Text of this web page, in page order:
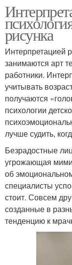
рисунка
Интерпретацией
занимаются арт
работники.
учитывать
получаются
психологии
лучше судить,
Безрадостные
угрожающая
об
специалисты
стоит. Совсем
созданные в
тенденцию к